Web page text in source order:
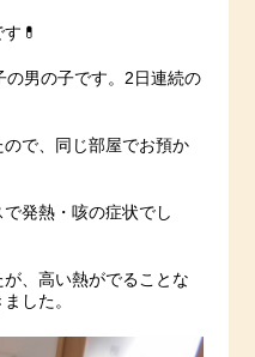
💊
男の子です。2日連続の
で、同じ部屋でお預か
発熱・咳の症状でし
、高い熱がでることな
した。